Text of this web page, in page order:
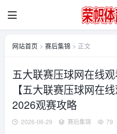
网站首页 > 赛后集锦 > 正文
五大联赛压球网在线观
【五大联赛压球网在
2026观赛攻略
2026-06-29 赛后集锦 79